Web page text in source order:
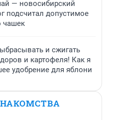
— новосибирский
подсчитал допустимое
чашек
и сжигать
и картофеля! Как я
удобрение для яблони